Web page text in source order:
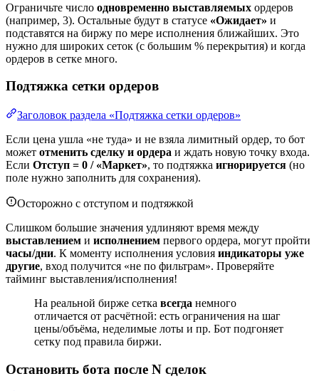
Ограничьте число одновременно выставляемых ордеров
(например, 3). Остальные будут в статусе «Ожидает» и
подставятся на биржу по мере исполнения ближайших. Это
нужно для широких сеток (с большим % перекрытия) и когда
ордеров в сетке много.
Подтяжка сетки ордеров
Заголовок раздела «Подтяжка сетки ордеров»
Если цена ушла «не туда» и не взяла лимитный ордер, то бот
может отменить сделку и ордера и ждать новую точку входа.
Если Отступ = 0 / «Маркет», то подтяжка игнорируется (но
поле нужно заполнить для сохранения).
Осторожно с отступом и подтяжкой
Слишком большие значения удлиняют время между
выставлением и исполнением первого ордера, могут пройти
часы/дни. К моменту исполнения условия индикаторы уже
другие, вход получится «не по фильтрам». Проверяйте
тайминг выставления/исполнения!
На реальной бирже сетка всегда немного
отличается от расчётной: есть ограничения на шаг
цены/объёма, неделимые лоты и пр. Бот подгоняет
сетку под правила биржи.
Остановить бота после N сделок